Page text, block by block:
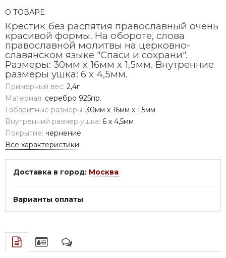
О ТОВАРЕ:
Крестик без распятия православный очень
красивой формы. На обороте, слова
православной молитвы на церковно-
славянском языке "Спаси и сохрани".
Размеры: 30мм х 16мм х 1,5мм. Внутренние
размеры ушка: 6 х 4,5мм.
Примерный вес: 2,4г
Материал: серебро 925пр.
Габаритные размеры: 30мм х 16мм х 1,5мм
Внутренний размер ушка: 6 х 4,5мм
Покрытие: чернение
Все характеристики
Доставка в город: Москва
Варианты оплаты